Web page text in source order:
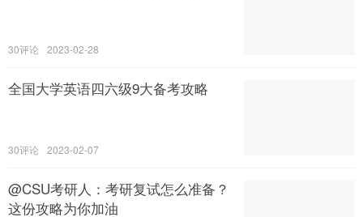
30 2023-02-28
全国大学英语四六级9大备考攻略
30 2023-02-07
@CSU考研人：考研复试怎么准备？
这份攻略为你加油